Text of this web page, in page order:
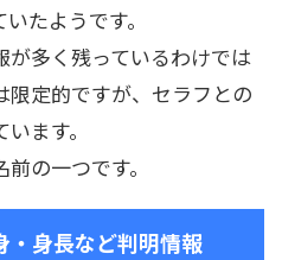
たようです。
多く残っているわけでは
限定的ですが、セラフとの
ます。
の一つです。
・身長など判明情報